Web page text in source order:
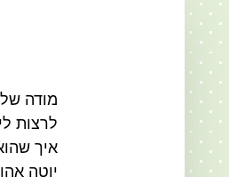
מודה
לרצות
איך
יוטה